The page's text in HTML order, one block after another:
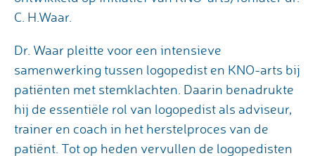
C. H.Waar.
Dr. Waar pleitte voor een intensieve
samenwerking tussen logopedist en KNO-arts bij
patiënten met stemklachten. Daarin benadrukte
hij de essentiële rol van logopedist als adviseur,
trainer en coach in het herstelproces van de
patiënt. Tot op heden vervullen de logopedisten